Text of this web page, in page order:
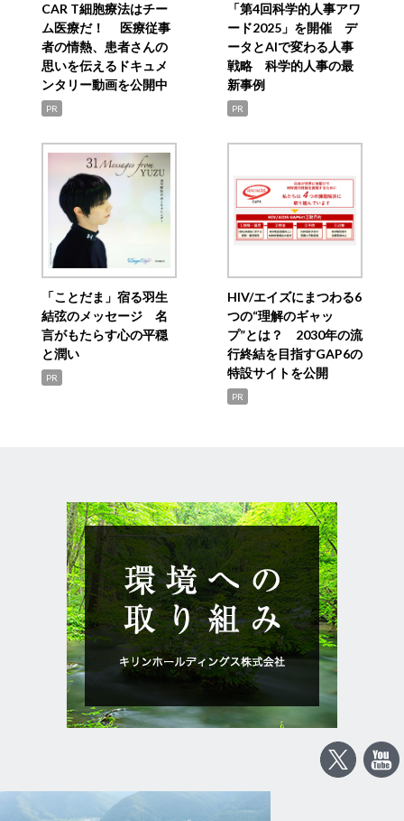
CAR T細胞療法はチー
ム医療だ！ 医療従事
者の情熱、患者さんの
思いを伝えるドキュメ
ンタリー動画を公開中
PR
「第4回科学的人事アワ
ード2025」を開催 デ
ータとAIで変わる人事
戦略 科学的人事の最
新事例
PR
「ことだま」宿る羽生
結弦のメッセージ 名
言がもたらす心の平穏
と潤い
PR
HIV/エイズにまつわる6
つの“理解のギャッ
プ”とは？ 2030年の流
行終結を目指すGAP6の
特設サイトを公開
PR